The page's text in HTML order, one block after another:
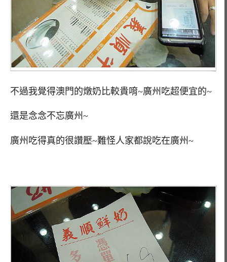
不過我覺得澳門的燉奶比較貴唷~廣州吃超便宜的~
還是念念不忘廣州~
廣州吃得真的很讚壓~難怪人家都說吃在廣州~